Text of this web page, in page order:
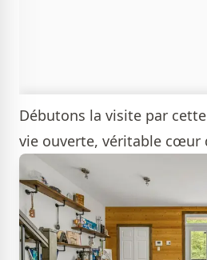
Débutons la visite par
vie ouverte, véritable cœur